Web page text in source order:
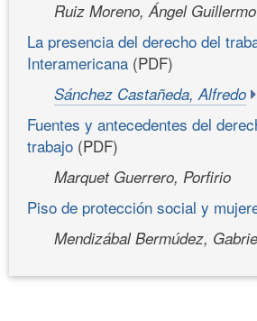
Ruiz Moreno, Ángel Guillermo
La presencia del derecho del
Interamericana (PDF)
Sánchez Castañeda, Alfredo
Fuentes y antecedentes del
trabajo (PDF)
Marquet Guerrero, Porfirio
Piso de protección social y
Mendizábal Bermúdez,